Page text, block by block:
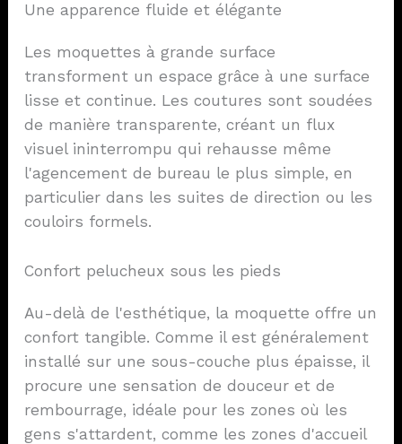
Une apparence fluide et élégante
Les moquettes à grande surface
transforment un espace grâce à une surface
lisse et continue. Les coutures sont soudées
de manière transparente, créant un flux
visuel ininterrompu qui rehausse même
l'agencement de bureau le plus simple, en
particulier dans les suites de direction ou les
couloirs formels.
Confort pelucheux sous les pieds
Au-delà de l'esthétique, la moquette offre un
confort tangible. Comme il est généralement
installé sur une sous-couche plus épaisse, il
procure une sensation de douceur et de
rembourrage, idéale pour les zones où les
gens s'attardent, comme les zones d'accueil